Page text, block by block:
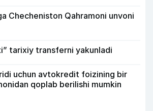
Checheniston Qahramoni unvoni
tarixiy transferni yakunladi
uchun avtokredit foizining bir
qoplab berilishi mumkin